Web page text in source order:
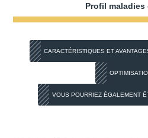
Profil maladies
CARACTÉRISTIQUES ET
VOUS POURRIEZ ÉGALEMENT